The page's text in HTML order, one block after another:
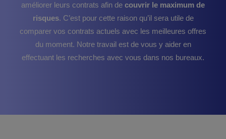
améliorer leurs contrats afin de couvrir le maximum de
risques. C’est pour cette raison qu’il sera utile de
comparer vos contrats actuels avec les meilleures offres
du moment. Notre travail est de vous y aider en
effectuant les recherches avec vous dans nos bureaux.